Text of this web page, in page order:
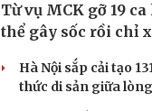
Từ vụ MCK gỡ 19
thể gây sốc rồi chỉ
Hà Nội sắp cải tạo
thức di sản giữa